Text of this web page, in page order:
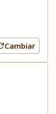
Cambiar